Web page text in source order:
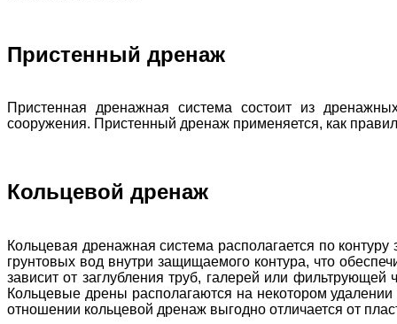
Пристенный дренаж
Пристенная дренажная система состоит из
сооружения. Пристенный дренаж применяется, как
Кольцевой дренаж
Кольцевая дренажная система располагается по
грунтовых вод внутри защищаемого контура, что
зависит от заглубления труб, галерей или
Кольцевые дрены располагаются на некотором
отношении кольцевой дренаж выгодно отличается от